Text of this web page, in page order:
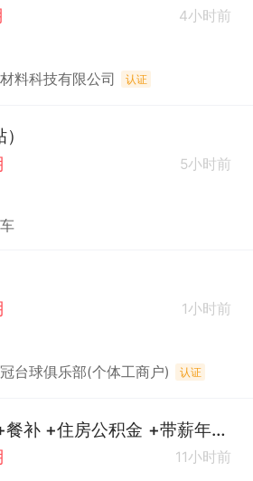
4小时前
料科技有限公司 认证
5小时前
1小时前
台球俱乐部(个体工商户) 认证
商务文员（五险 +餐补 +住房公积金 +带薪年假）
11小时前